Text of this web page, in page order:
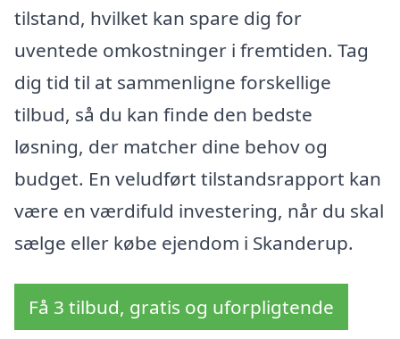
tilstand, hvilket kan spare dig for
uventede omkostninger i fremtiden. Tag
dig tid til at sammenligne forskellige
tilbud, så du kan finde den bedste
løsning, der matcher dine behov og
budget. En veludført tilstandsrapport kan
være en værdifuld investering, når du skal
sælge eller købe ejendom i Skanderup.
Få 3 tilbud, gratis og uforpligtende